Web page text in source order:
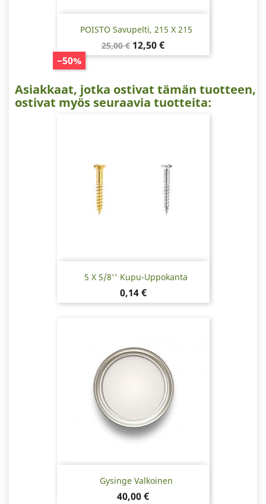
POISTO Savupelti, 215 X 215
Normaalihinta
25,00 €
−50%
Hinta
12,50 €
Asiakkaat, jotka ostivat tämän tuotteen,
ostivat myös seuraavia tuotteita:
5 X 5/8'' Kupu-Uppokanta
Hinta
0,14 €
Gysinge Valkoinen
Hinta
40,00 €